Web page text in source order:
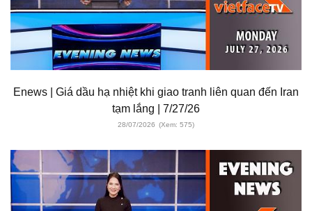
Enews | Giá dầu hạ nhiệt khi giao tranh liên quan đến Iran
tạm lắng | 7/27/26
28/07/2026 (Xem: 575)